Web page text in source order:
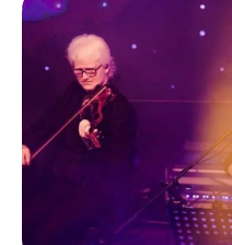
Vas.